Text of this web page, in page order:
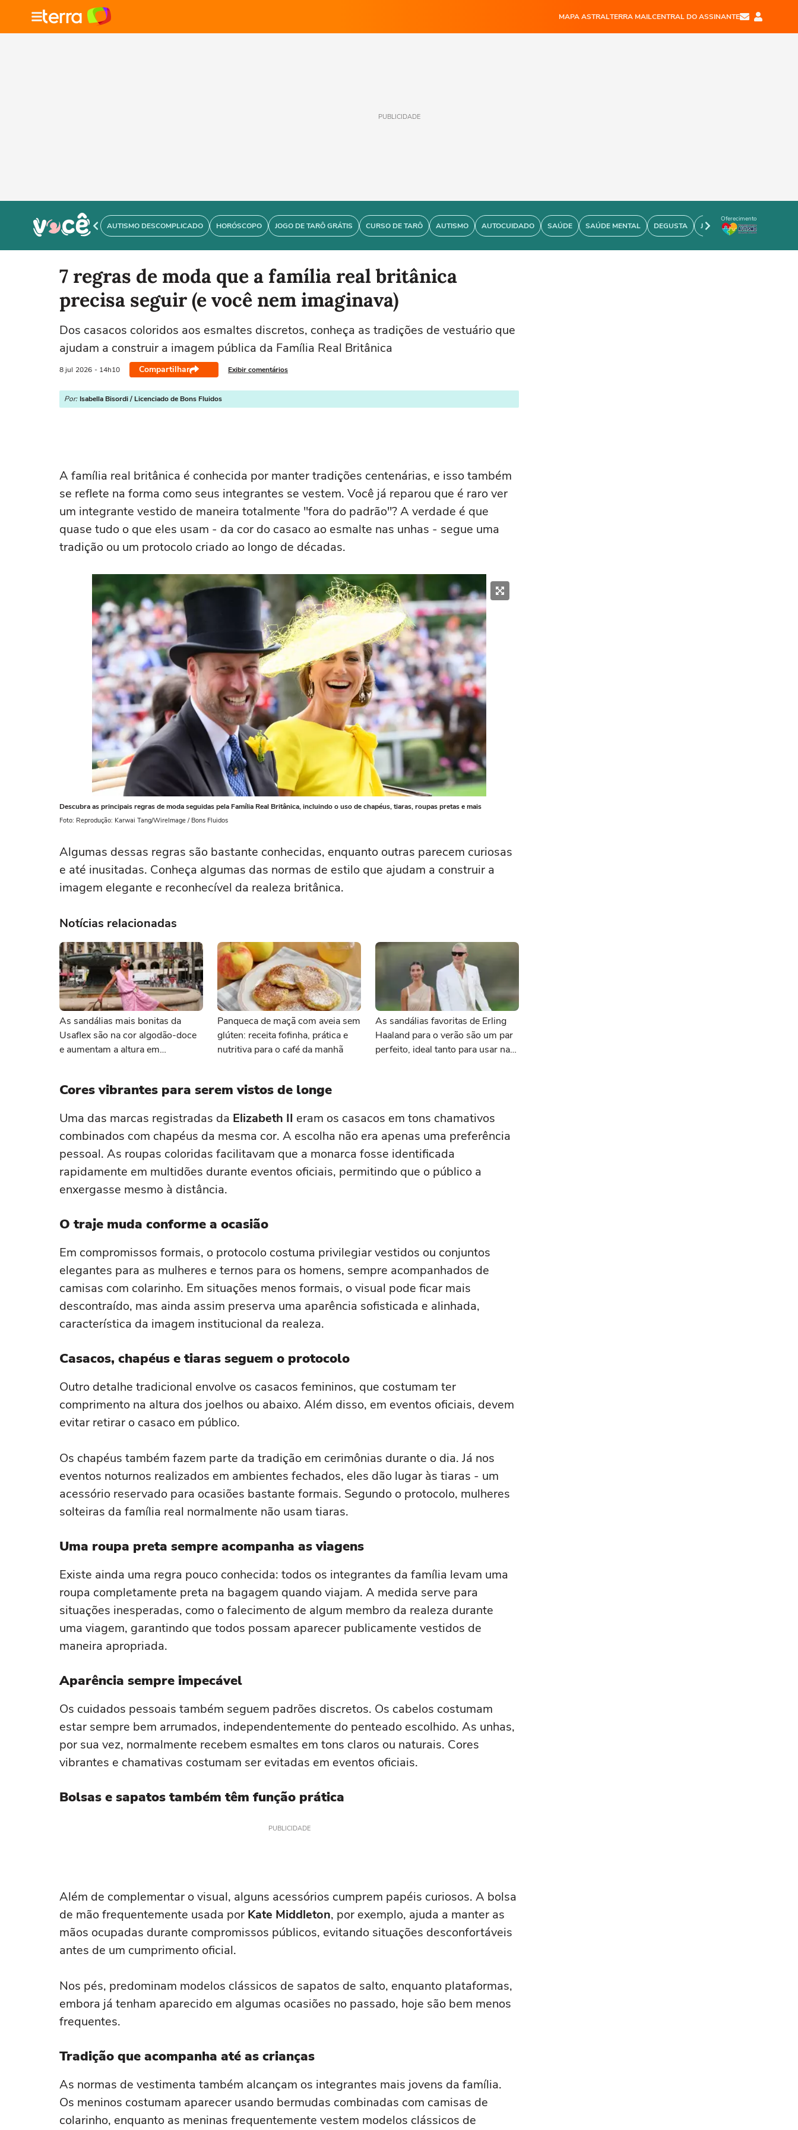
MAPA ASTRALTERRA MAILCENTRAL DO ASSINANTE
PUBLICIDADE
AUTISMO DESCOMPLICADO HORÓSCOPO JOGO DE TARÔ GRÁTIS CURSO DE TARÔ AUTISMO AUTOCUIDADO SAÚDE SAÚDE MENTAL DEGUSTA JOÃO BIDU PERSONARE
Oferecimento
7 regras de moda que a família real britânica
precisa seguir (e você nem imaginava)
Dos casacos coloridos aos esmaltes discretos, conheça as tradições de vestuário que
ajudam a construir a imagem pública da Família Real Britânica
8 jul 2026 - 14h10 Compartilhar Exibir comentários
Por: Isabella Bisordi / Licenciado de Bons Fluidos
A família real britânica é conhecida por manter tradições centenárias, e isso também
se reflete na forma como seus integrantes se vestem. Você já reparou que é raro ver
um integrante vestido de maneira totalmente "fora do padrão"? A verdade é que
quase tudo o que eles usam - da cor do casaco ao esmalte nas unhas - segue uma
tradição ou um protocolo criado ao longo de décadas.
Descubra as principais regras de moda seguidas pela Família Real Britânica, incluindo o uso de chapéus, tiaras, roupas pretas e mais
Foto: Reprodução: Karwai Tang/WireImage / Bons Fluidos
Algumas dessas regras são bastante conhecidas, enquanto outras parecem curiosas
e até inusitadas. Conheça algumas das normas de estilo que ajudam a construir a
imagem elegante e reconhecível da realeza britânica.
Notícias relacionadas
As sandálias mais bonitas da
Usaflex são na cor algodão-doce
e aumentam a altura em
Panqueca de maçã com aveia sem
glúten: receita fofinha, prática e
nutritiva para o café da manhã
As sandálias favoritas de Erling
Haaland para o verão são um par
perfeito, ideal tanto para usar na
Cores vibrantes para serem vistos de longe
Uma das marcas registradas da Elizabeth II eram os casacos em tons chamativos
combinados com chapéus da mesma cor. A escolha não era apenas uma preferência
pessoal. As roupas coloridas facilitavam que a monarca fosse identificada
rapidamente em multidões durante eventos oficiais, permitindo que o público a
enxergasse mesmo à distância.
O traje muda conforme a ocasião
Em compromissos formais, o protocolo costuma privilegiar vestidos ou conjuntos
elegantes para as mulheres e ternos para os homens, sempre acompanhados de
camisas com colarinho. Em situações menos formais, o visual pode ficar mais
descontraído, mas ainda assim preserva uma aparência sofisticada e alinhada,
característica da imagem institucional da realeza.
Casacos, chapéus e tiaras seguem o protocolo
Outro detalhe tradicional envolve os casacos femininos, que costumam ter
comprimento na altura dos joelhos ou abaixo. Além disso, em eventos oficiais, devem
evitar retirar o casaco em público.
Os chapéus também fazem parte da tradição em cerimônias durante o dia. Já nos
eventos noturnos realizados em ambientes fechados, eles dão lugar às tiaras - um
acessório reservado para ocasiões bastante formais. Segundo o protocolo, mulheres
solteiras da família real normalmente não usam tiaras.
Uma roupa preta sempre acompanha as viagens
Existe ainda uma regra pouco conhecida: todos os integrantes da família levam uma
roupa completamente preta na bagagem quando viajam. A medida serve para
situações inesperadas, como o falecimento de algum membro da realeza durante
uma viagem, garantindo que todos possam aparecer publicamente vestidos de
maneira apropriada.
Aparência sempre impecável
Os cuidados pessoais também seguem padrões discretos. Os cabelos costumam
estar sempre bem arrumados, independentemente do penteado escolhido. As unhas,
por sua vez, normalmente recebem esmaltes em tons claros ou naturais. Cores
vibrantes e chamativas costumam ser evitadas em eventos oficiais.
Bolsas e sapatos também têm função prática
PUBLICIDADE
Além de complementar o visual, alguns acessórios cumprem papéis curiosos. A bolsa
de mão frequentemente usada por Kate Middleton, por exemplo, ajuda a manter as
mãos ocupadas durante compromissos públicos, evitando situações desconfortáveis
antes de um cumprimento oficial.
Nos pés, predominam modelos clássicos de sapatos de salto, enquanto plataformas,
embora já tenham aparecido em algumas ocasiões no passado, hoje são bem menos
frequentes.
Tradição que acompanha até as crianças
As normas de vestimenta também alcançam os integrantes mais jovens da família.
Os meninos costumam aparecer usando bermudas combinadas com camisas de
colarinho, enquanto as meninas frequentemente vestem modelos clássicos de